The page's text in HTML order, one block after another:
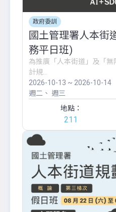
政府委訓
國土管理署人本街
務平日班)
為推廣「人本街道」及「
計規...
2026-10-13 ~ 2026-10-14
週二
週三
地點：
211